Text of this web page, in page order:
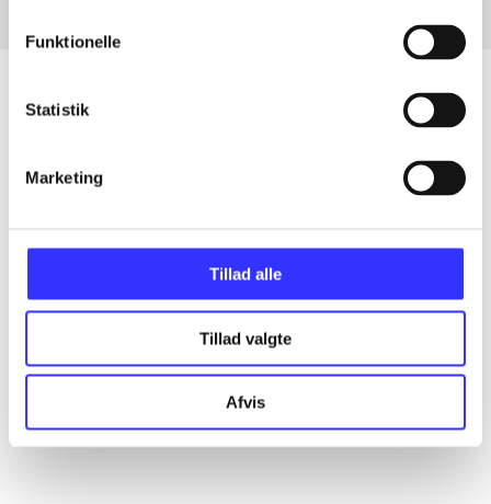
Funktionelle
Statistik
Marketing
Tillad alle
Tillad valgte
Afvis
Alle registrerede artikler fordelt på udgivelser
...
...